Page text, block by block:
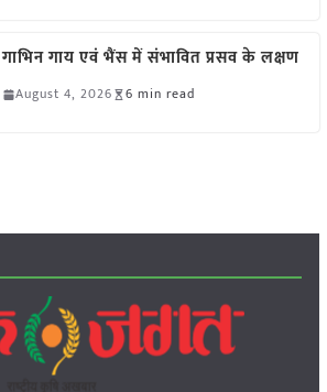
गाभिन गाय एवं भैंस में संभावित प्रसव के लक्षण
August 4, 2026 6 min read